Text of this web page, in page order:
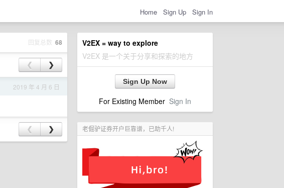
Home Sign Up Sign In
V2EX = way to explore
V2EX 是一个关于分享和探索的地方
Sign Up Now
For Existing Member Sign In
老倔驴证券开户巨靠谱，已助千人!
回复总数 68
❮ ❯
2019 年 4 月 6 日
❮ ❯